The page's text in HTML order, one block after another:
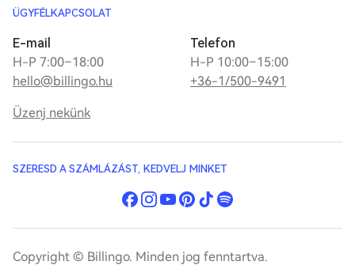
ÜGYFÉLKAPCSOLAT
E-mail
H-P 7:00–18:00
hello@billingo.hu
Telefon
H-P 10:00–15:00
+36-1/500-9491
Üzenj nekünk
SZERESD A SZÁMLÁZÁST, KEDVELJ MINKET
Copyright © Billingo. Minden jog fenntartva.